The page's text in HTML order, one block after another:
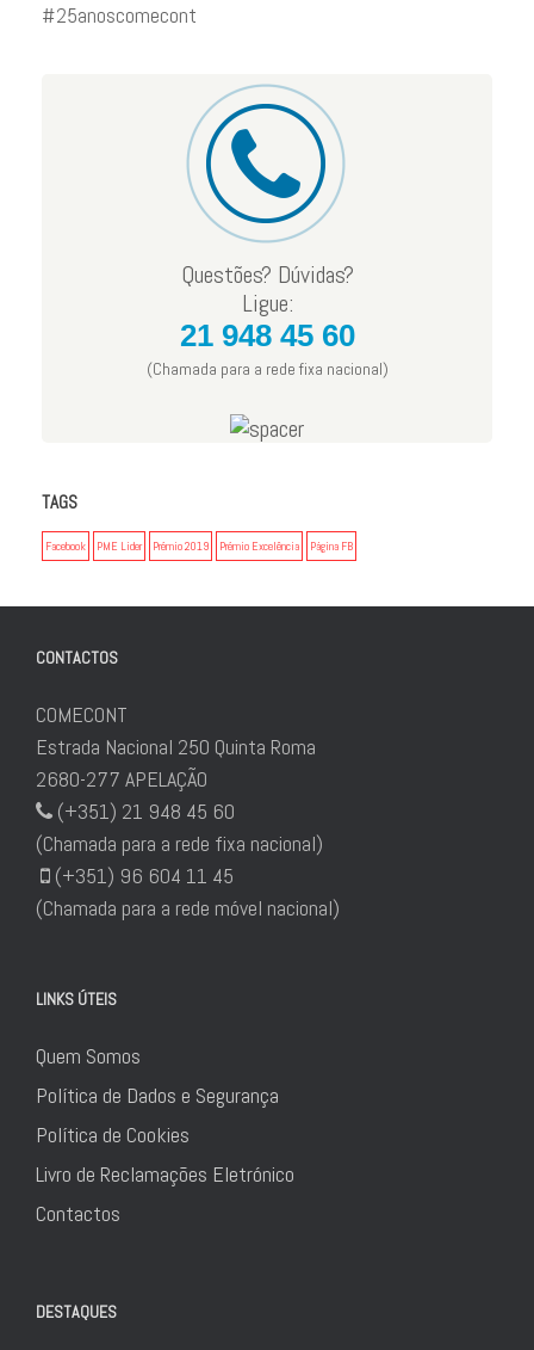
#25anoscomecont
Questões? Dúvidas?
Ligue:
21 948 45 60
(Chamada para a rede fixa nacional)
TAGS
Facebook PME Lider Prémio 2019 Prémio Excelência Página FB
CONTACTOS
COMECONT
Estrada Nacional 250 Quinta Roma
2680-277 APELAÇÃO
(+351) 21 948 45 60
(Chamada para a rede fixa nacional)
(+351) 96 604 11 45
(Chamada para a rede móvel nacional)
LINKS ÚTEIS
Quem Somos
Política de Dados e Segurança
Política de Cookies
Livro de Reclamações Eletrónico
Contactos
DESTAQUES